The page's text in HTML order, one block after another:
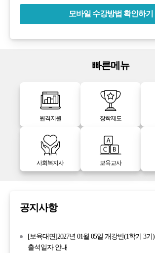
모바일 수강방법 확인하기
빠른메뉴
원격지원 장학제도
사회복지사 보육교사
공지사항
[보육대면]2027년 01월 05일 개강반(1학기 3기)
출석일자 안내